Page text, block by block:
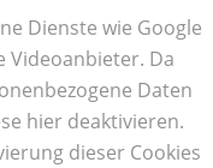
Dienste wie Google
Videoanbieter. Da
Daten
hier deaktivieren.
dieser Cookies